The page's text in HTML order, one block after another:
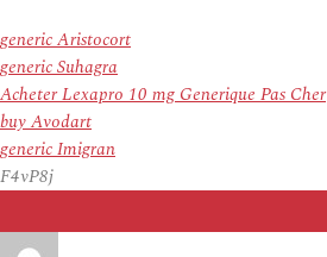
generic Aristocort
generic Suhagra
Acheter Lexapro 10 mg Generique Pas Cher
buy Avodart
generic Imigran
F4vP8j